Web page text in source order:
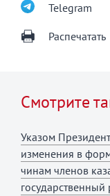
Telegram
Распечатать
Смотрите
Указом
изменения в
чинам членов
государственный